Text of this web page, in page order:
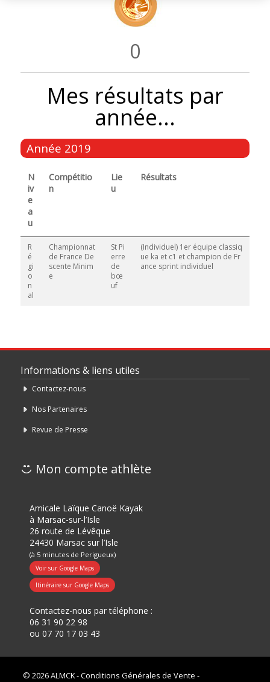
0
Mes résultats par
année...
Année 2019
N
iv
e
a
u
Compétitio
n
Lie
u
Résultats
R
é
gi
o
n
al
Championnat
de France De
scente Minim
e
St Pi
erre
de
bœ
uf
(Individuel) 1er équipe classiq
ue ka et c1 et champion de Fr
ance sprint individuel
Informations & liens utiles
Contactez-nous
Nos Partenaires
Revue de Presse
Mon compte athlète
Amicale Laïque Canoë Kayak
à Marsac-sur-l’Isle
26 route de Lévêque
24430 Marsac sur l’Isle
(à 5 minutes de Perigueux)
Voir sur Google Maps
Itinéraire sur Google Maps
Contactez-nous par téléphone :
06 31 90 22 98
ou 07 70 17 03 43
© 2026 ALMCK -Conditions Générales de Vente -